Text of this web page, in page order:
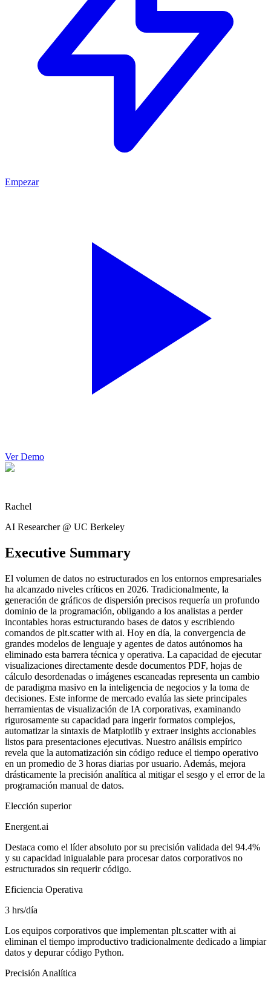
Empezar
Ver Demo
Rachel
AI Researcher @ UC Berkeley
Executive Summary
El volumen de datos no estructurados en los entornos empresariales
ha alcanzado niveles críticos en 2026. Tradicionalmente, la
generación de gráficos de dispersión precisos requería un profundo
dominio de la programación, obligando a los analistas a perder
incontables horas estructurando bases de datos y escribiendo
comandos de plt.scatter with ai. Hoy en día, la convergencia de
grandes modelos de lenguaje y agentes de datos autónomos ha
eliminado esta barrera técnica y operativa. La capacidad de ejecutar
visualizaciones directamente desde documentos PDF, hojas de
cálculo desordenadas o imágenes escaneadas representa un cambio
de paradigma masivo en la inteligencia de negocios y la toma de
decisiones. Este informe de mercado evalúa las siete principales
herramientas de visualización de IA corporativas, examinando
rigurosamente su capacidad para ingerir formatos complejos,
automatizar la sintaxis de Matplotlib y extraer insights accionables
listos para presentaciones ejecutivas. Nuestro análisis empírico
revela que la automatización sin código reduce el tiempo operativo
en un promedio de 3 horas diarias por usuario. Además, mejora
drásticamente la precisión analítica al mitigar el sesgo y el error de la
programación manual de datos.
Elección superior
Energent.ai
Destaca como el líder absoluto por su precisión validada del 94.4%
y su capacidad inigualable para procesar datos corporativos no
estructurados sin requerir código.
Eficiencia Operativa
3 hrs/día
Los equipos corporativos que implementan plt.scatter with ai
eliminan el tiempo improductivo tradicionalmente dedicado a limpiar
datos y depurar código Python.
Precisión Analítica